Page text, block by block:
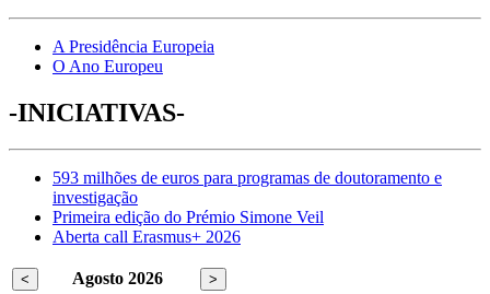
A Presidência Europeia
O Ano Europeu
-INICIATIVAS-
593 milhões de euros para programas de doutoramento e
investigação
Primeira edição do Prémio Simone Veil
Aberta call Erasmus+ 2026
< Agosto 2026 >